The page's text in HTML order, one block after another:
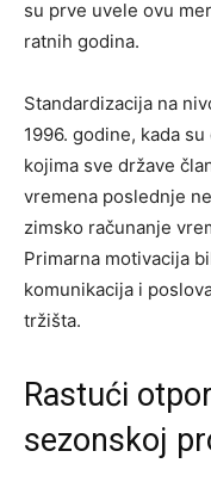
su prve uvele ovu
ratnih godina.
Standardizacija na
1996. godine, kada
kojima sve države
vremena poslednje
zimsko računanje
Primarna motivacija
komunikacija i
tržišta.
Rastući
sezonskoj